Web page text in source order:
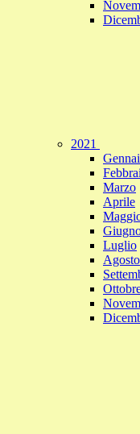
2021
Marzo
Aprile
Luglio
Agosto